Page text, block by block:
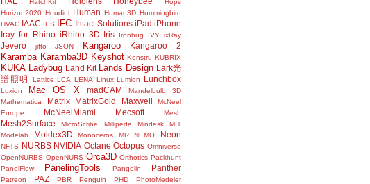
HatchKit
Hops
Horizon2020 Houdini Human Human3D Hummingbird
HVAC IAAC IES IFC Intact Solutions iPad iPhone
Iray for Rhino iRhino 3D Iris Ironbug IVY ixRay
Jevero jifto JSON Kangaroo Kangaroo 2
Karamba Karamba3D Keyshot Konstru KUBRIX
KUKA Ladybug Land Kit Lands Design Lark光
譜照明
Lattice LCA LENA Linux Lumion Lunchbox
Luxion Mac OS X madCAM
Mandelbulb 3D
Mathematica
Matrix MatrixGold Maxwell
McNeel
Europe
McNeelMiami Mecsoft Mesh
Mesh2Surface MicroScribe Millipede Mindesk
MIT
Modelab
Moldex3D Monoceros MR NEMO Neon
NFTS NURBS NVIDIA Octane Octopus Omniverse
OpenNURBS OpenNURS Orca3D Orthotics Packhunt
PanelFlow
PanelingTools Pangolin Panther
Patreon PAZ PBR Penguin PHD
PhotoMedeler